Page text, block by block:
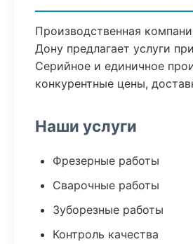
Производственная
Дону предлагает услуги
Серийное и единичное
конкурентные цены,
Наши услуги
Фрезерные работы
Сварочные работы
Зуборезные работы
Контроль качества